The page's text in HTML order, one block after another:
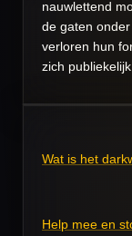
nauwlettend
de gaten
verloren hun
zich
Wat is het
Help mee en